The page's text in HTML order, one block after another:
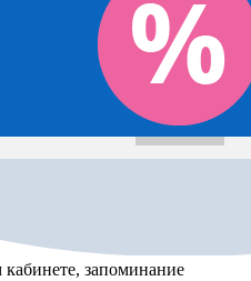
запоминание